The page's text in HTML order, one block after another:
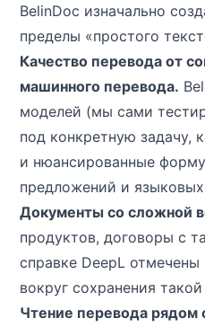
BelinDoc изначально
пределы «простого
Качество перевода от
машинного перевода.
моделей (мы сами
под конкретную задачу,
и нюансированные
предложений и
Документы со сложной
продуктов, договоры с
справке DeepL
вокруг сохранения
Чтение перевода рядом